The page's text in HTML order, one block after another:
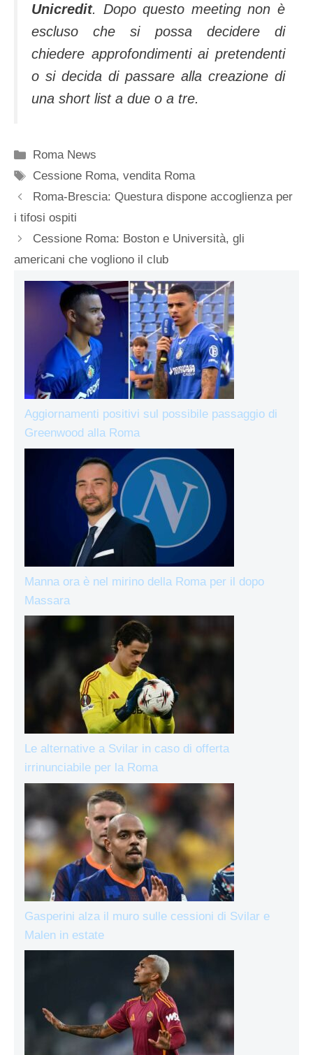
Unicredit. Dopo questo meeting non è
escluso che si possa decidere di
chiedere approfondimenti ai pretendenti
o si decida di passare alla creazione di
una short list a due o a tre.
Categorie
Roma News
Tag
Cessione Roma,vendita Roma
Roma-Brescia: Questura dispone accoglienza per
i tifosi ospiti
Cessione Roma: Boston e Università, gli
americani che vogliono il club
Aggiornamenti positivi sul possibile passaggio di
Greenwood alla Roma
Manna ora è nel mirino della Roma per il dopo
Massara
Le alternative a Svilar in caso di offerta
irrinunciabile per la Roma
Gasperini alza il muro sulle cessioni di Svilar e
Malen in estate